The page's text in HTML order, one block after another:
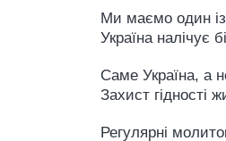
Ми маємо один із
Україна налічує
Саме Україна, а
Захист гідності
Регулярні